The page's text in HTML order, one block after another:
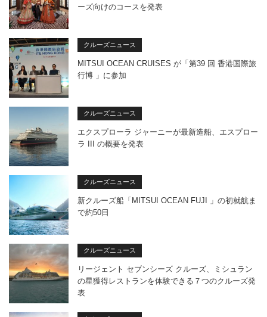
ーズ向けのコースを発表
クルーズニュース
MITSUI OCEAN CRUISES が「第39 回 香港国際旅
行博 」に参加
クルーズニュース
エクスプローラ ジャーニーが最新造船、エスプロー
ラ III の概要を発表
クルーズニュース
新クルーズ船「MITSUI OCEAN FUJI 」の初就航ま
で約50日
クルーズニュース
リージェント セブンシーズ クルーズ、ミシュラン
の星獲得レストランを体験できる７つのクルーズ発
表